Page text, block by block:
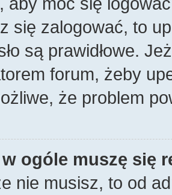
się zalogować, to
są prawidłowe.
forum, żeby
że problem
ogóle muszę się
nie musisz, to od